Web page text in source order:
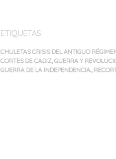
ETIQUETAS
CHULETAS CRISIS DEL ANTIGUO
CORTES DE CADIZ, GUERRA Y
GUERRA DE LA INDEPENDENCIA.,